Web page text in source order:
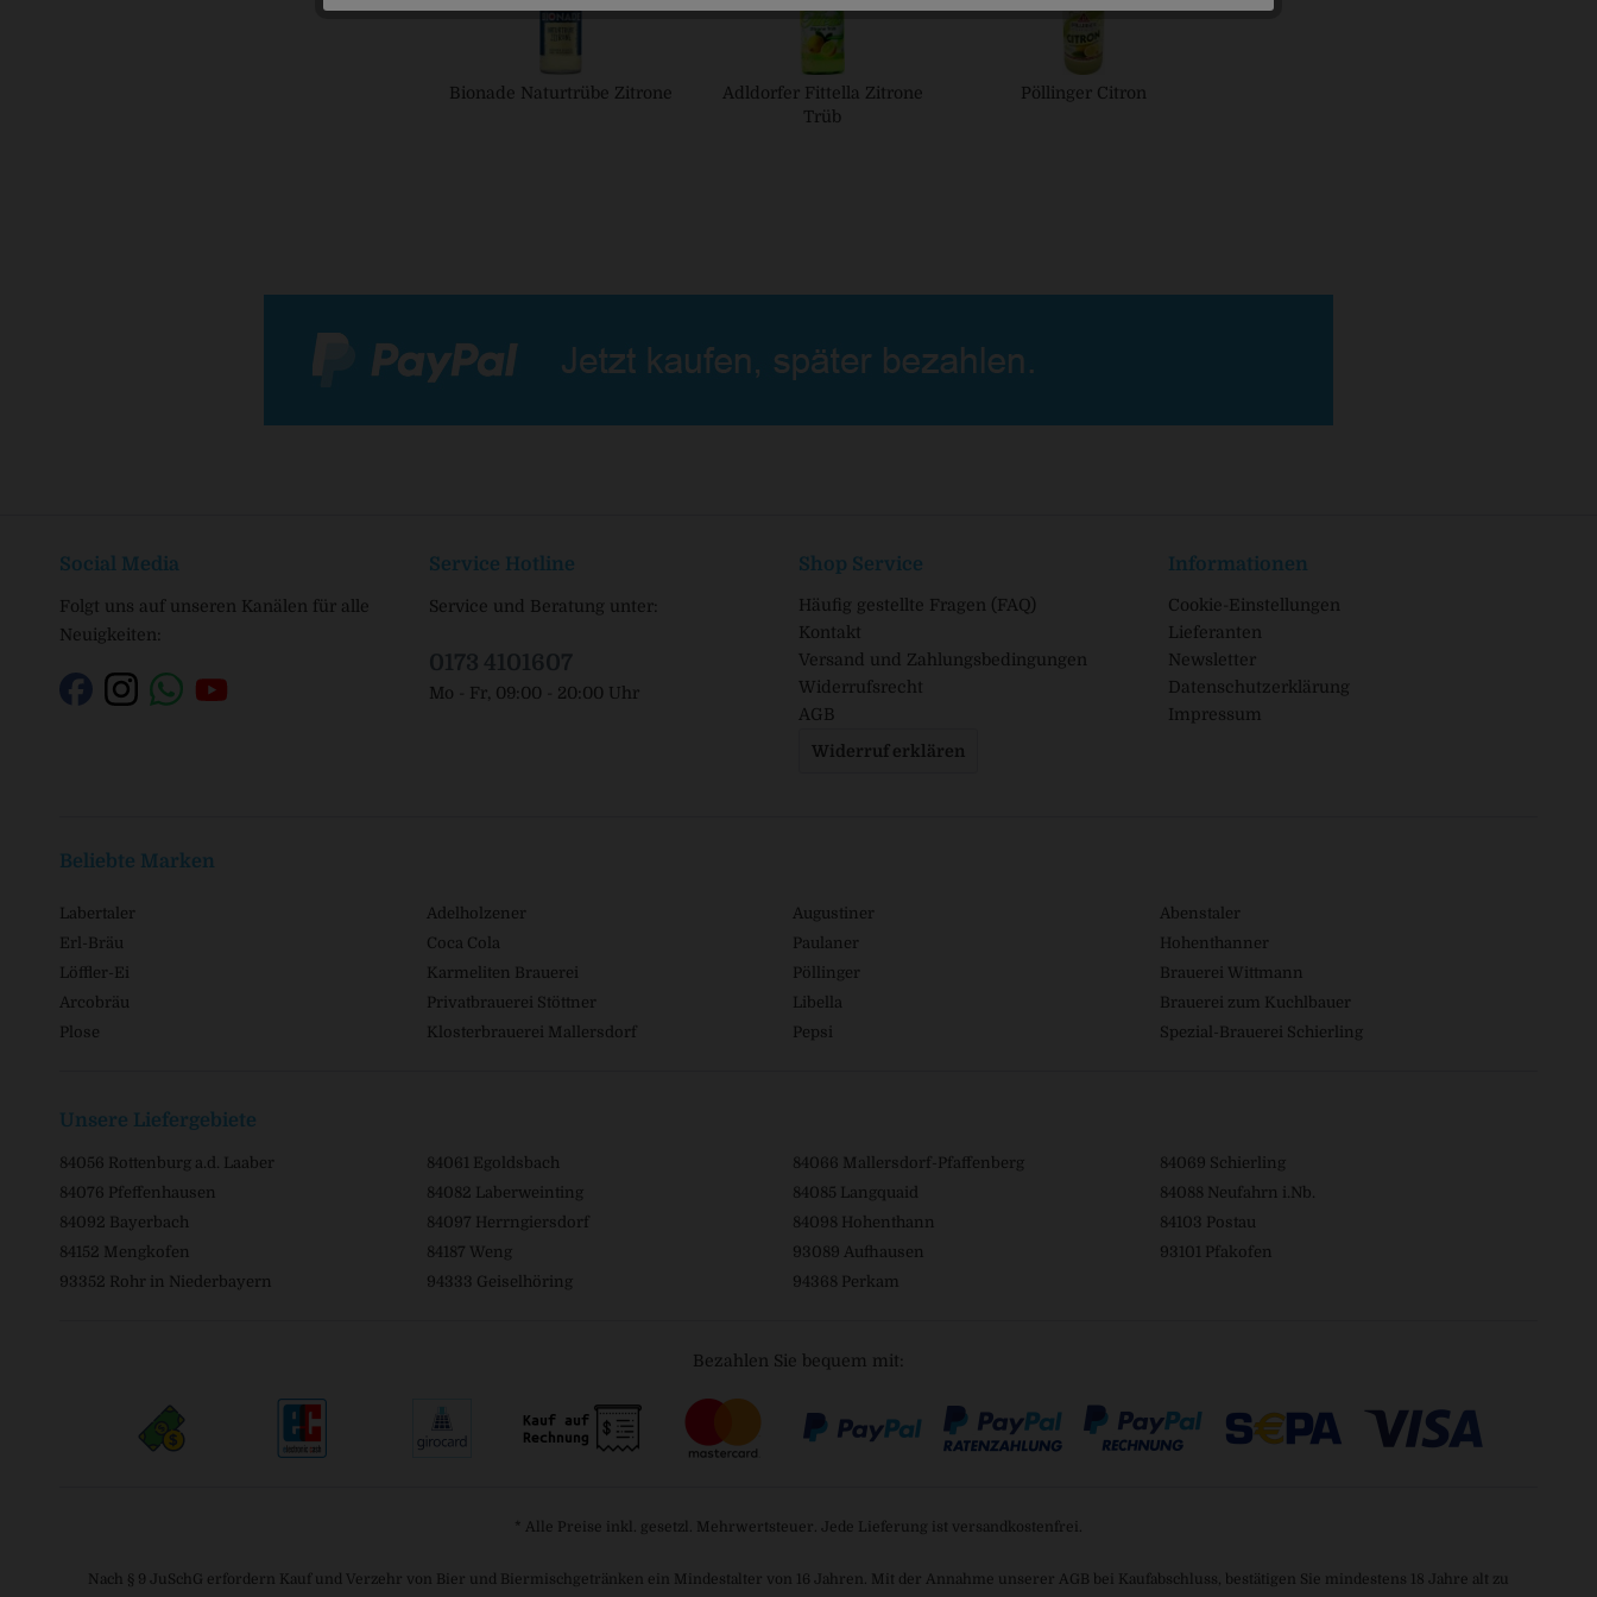
Bionade Naturtrübe Zitrone
Adldorfer Fittella Zitrone
Trüb
Pöllinger Citron
Social Media
Folgt uns auf unseren Kanälen für alle
Neuigkeiten:
Service Hotline
Service und Beratung unter:
0173 4101607
Mo - Fr, 09:00 - 20:00 Uhr
Shop Service
Häufig gestellte Fragen (FAQ)
Kontakt
Versand und Zahlungsbedingungen
Widerrufsrecht
AGB
Widerruf erklären
Informationen
Cookie-Einstellungen
Lieferanten
Newsletter
Datenschutzerklärung
Impressum
Beliebte Marken
Labertaler Adelholzener Augustiner
Abenstaler
Erl-Bräu
Coca Cola Paulaner
Hohenthanner
Löffler-Ei
Karmeliten Brauerei Pöllinger
Brauerei Wittmann
Arcobräu
Privatbrauerei Stöttner Libella
Brauerei zum Kuchlbauer
Plose
Klosterbrauerei Mallersdorf Pepsi Spezial-Brauerei Schierling
Unsere Liefergebiete
84056 Rottenburg a.d. Laaber 84061 Egoldsbach 84066 Mallersdorf-Pfaffenberg
84069 Schierling
84076 Pfeffenhausen
84082 Laberweinting 84085 Langquaid
84088 Neufahrn i.Nb.
84092 Bayerbach
84097 Herrngiersdorf 84098 Hohenthann
84103 Postau
84152 Mengkofen
84187 Weng 93089 Aufhausen
93101 Pfakofen
93352 Rohr in Niederbayern
94333 Geiselhöring 94368 Perkam
Bezahlen Sie bequem mit:
* Alle Preise inkl. gesetzl. Mehrwertsteuer. Jede Lieferung ist versandkostenfrei.
Nach § 9 JuSchG erfordern Kauf und Verzehr von Bier und Biermischgetränken ein Mindestalter von 16 Jahren. Mit der Annahme unserer AGB bei Kaufabschluss, bestätigen Sie mindestens 18 Jahre alt zu